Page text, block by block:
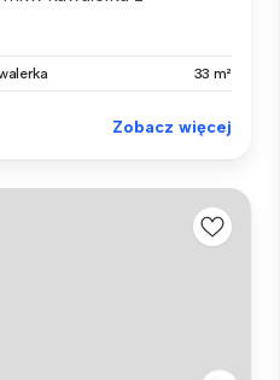
33 m²
Zobacz więcej